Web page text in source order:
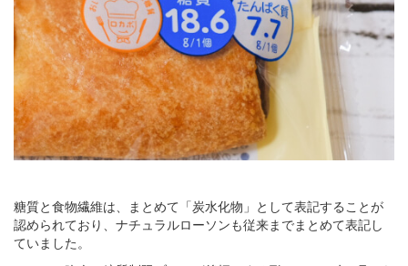
糖質と食物繊維は、まとめて「炭水化物」として表記することが
認められており、ナチュラルローソンも従来までまとめて表記し
ていました。